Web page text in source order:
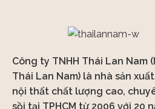
Công ty TNHH Thái Lan Nam
Thái Lan Nam) là nhà sản
nội thất chất lượng cao,
sồi tại TPHCM từ 2006 với 20